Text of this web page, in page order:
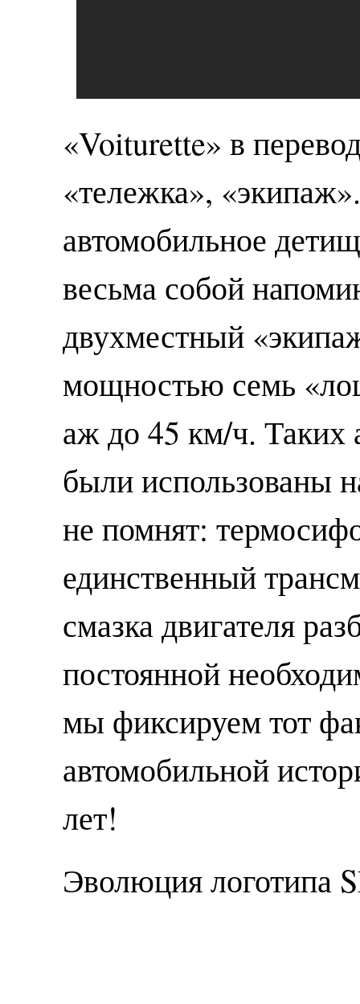
«Voiturette» в
«тележка»,
автомобильное
весьма собой
двухместный
мощностью семь
аж до 45 км/ч. Таких
были использованы
не помнят:
единственный
смазка двигателя
постоянной
мы фиксируем тот
автомобильной
лет!
Эволюция логотипа